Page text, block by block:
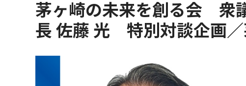
茅ヶ崎の未来を創る会 衆
長 佐藤 光 特別対談企画